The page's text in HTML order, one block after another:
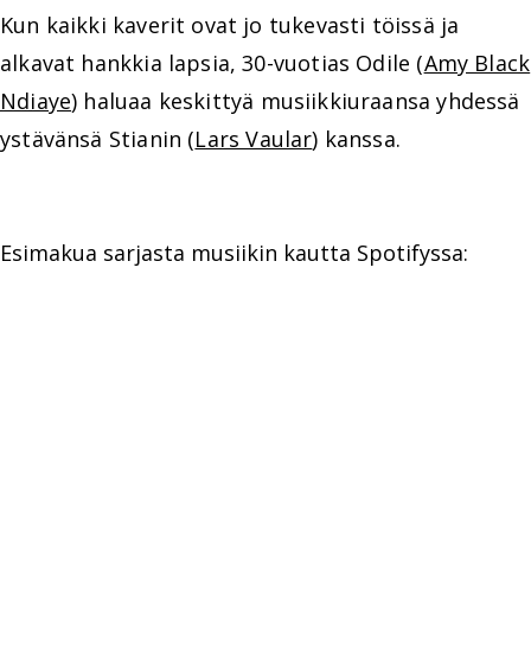
Kun kaikki kaverit ovat jo tukevasti töissä ja
alkavat hankkia lapsia, 30-vuotias Odile (Amy Black
Ndiaye) haluaa keskittyä musiikkiuraansa yhdessä
ystävänsä Stianin (Lars Vaular) kanssa.
Esimakua sarjasta musiikin kautta Spotifyssa: